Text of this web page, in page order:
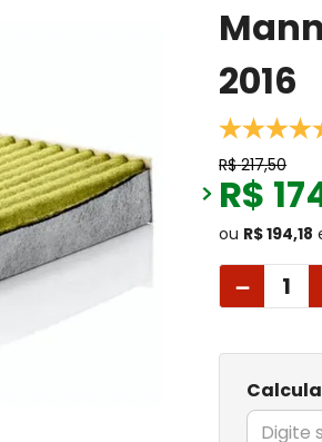
2016
R$ 217,50
R$
ou R$ 194,18
－